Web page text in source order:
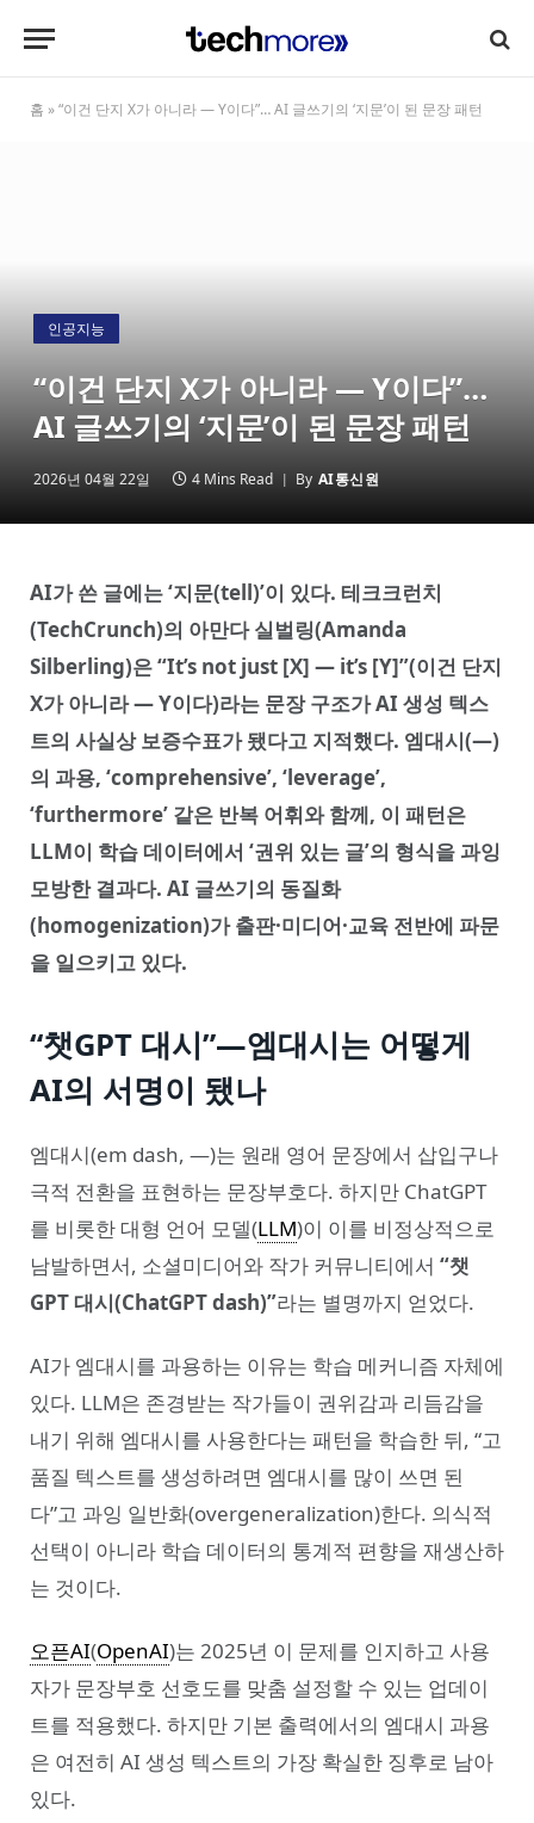
홈 »“이건 단지 X가 아니라 — Y이다”… AI 글쓰기의 ‘지문’이 된 문장 패턴
인공지능
“이건 단지 X가 아니라 — Y이다”…
AI 글쓰기의 ‘지문’이 된 문장 패턴
2026년 04월 22일 4 Mins Read By AI통신원
AI가 쓴 글에는 ‘지문(tell)’이 있다. 테크크런치
(TechCrunch)의 아만다 실벌링(Amanda
Silberling)은 “It’s not just [X] — it’s [Y]”(이건 단지
X가 아니라 — Y이다)라는 문장 구조가 AI 생성 텍스
트의 사실상 보증수표가 됐다고 지적했다. 엠대시(—)
의 과용, ‘comprehensive’, ‘leverage’,
‘furthermore’ 같은 반복 어휘와 함께, 이 패턴은
LLM이 학습 데이터에서 ‘권위 있는 글’의 형식을 과잉
모방한 결과다. AI 글쓰기의 동질화
(homogenization)가 출판·미디어·교육 전반에 파문
을 일으키고 있다.
“챗GPT 대시”—엠대시는 어떻게
AI의 서명이 됐나
엠대시(em dash, —)는 원래 영어 문장에서 삽입구나
극적 전환을 표현하는 문장부호다. 하지만 ChatGPT
를 비롯한 대형 언어 모델(LLM)이 이를 비정상적으로
남발하면서, 소셜미디어와 작가 커뮤니티에서 “챗
GPT 대시(ChatGPT dash)”라는 별명까지 얻었다.
AI가 엠대시를 과용하는 이유는 학습 메커니즘 자체에
있다. LLM은 존경받는 작가들이 권위감과 리듬감을
내기 위해 엠대시를 사용한다는 패턴을 학습한 뒤, “고
품질 텍스트를 생성하려면 엠대시를 많이 쓰면 된
다”고 과잉 일반화(overgeneralization)한다. 의식적
선택이 아니라 학습 데이터의 통계적 편향을 재생산하
는 것이다.
오픈AI(OpenAI)는 2025년 이 문제를 인지하고 사용
자가 문장부호 선호도를 맞춤 설정할 수 있는 업데이
트를 적용했다. 하지만 기본 출력에서의 엠대시 과용
은 여전히 AI 생성 텍스트의 가장 확실한 징후로 남아
있다.